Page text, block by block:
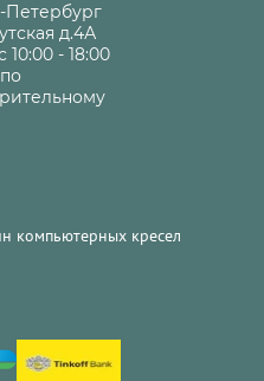
Петербург
д.4А
10:00 - 18:00
кресел